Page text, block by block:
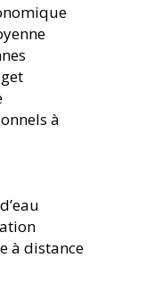
à
à distance